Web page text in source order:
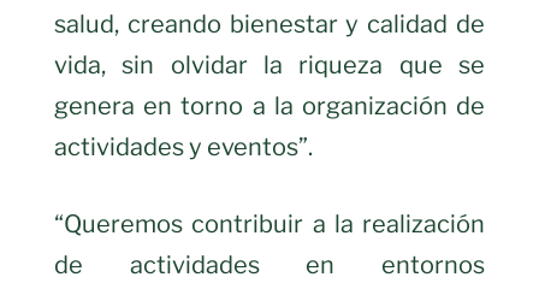
salud, creando bienestar y calidad de
vida, sin olvidar la riqueza que se
genera en torno a la organización de
actividades y eventos”.
“Queremos contribuir a la realización
de actividades en entornos